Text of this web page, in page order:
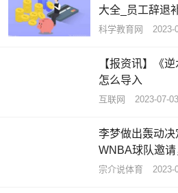
大全_员工辞退
科学教育网 2023-
【报资讯】《
怎么导入
互联网 2023-07-03
李梦做出轰动决
WNBA球队邀
天资讯
宗介说体育 2023-